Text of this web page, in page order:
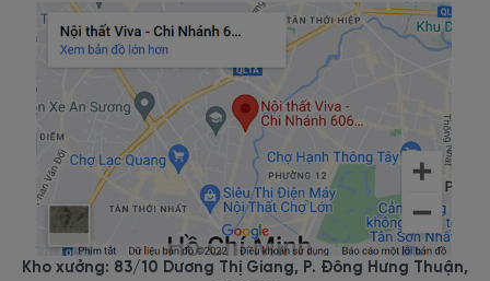
Kho xưởng: 83/10 Dương Thị Giang, P. Đông Hưng Thuận,